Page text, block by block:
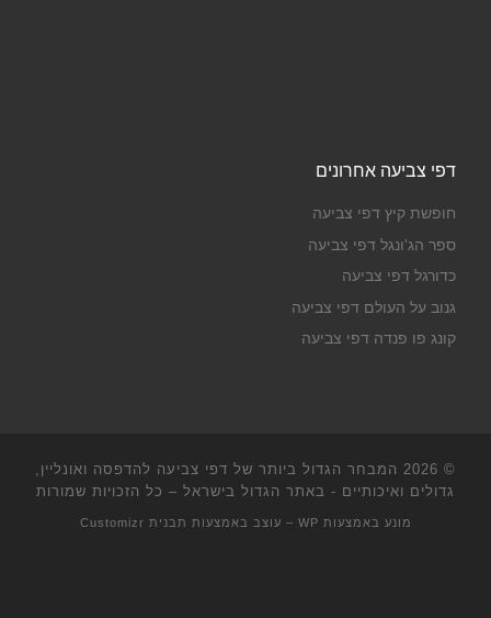
דפי צביעה אחרונים
חופשת קיץ דפי צביעה
ספר הג'ונגל דפי צביעה
כדורגל דפי צביעה
גנוב על העולם דפי צביעה
קונג פו פנדה דפי צביעה
© 2026
המבחר הגדול ביותר של דפי צביעה להדפסה ואונליין,
גדולים ואיכותיים - באתר הגדול בישראל – כל הזכויות שמורות
מונע באמצעות WP – עוצב באמצעות תבנית Customizr